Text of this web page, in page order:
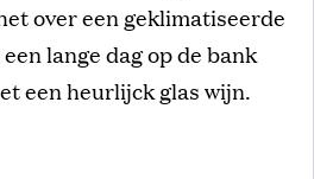
over een geklimatiseerde
lange dag op de bank
een heurlijck glas wijn.